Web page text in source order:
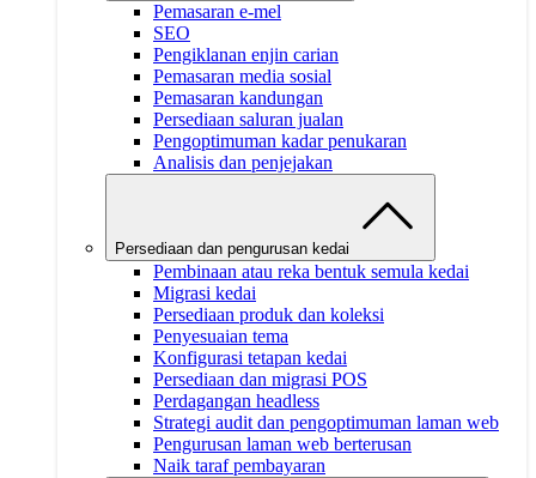
Pemasaran e-mel
SEO
Pengiklanan enjin carian
Pemasaran media sosial
Pemasaran kandungan
Persediaan saluran jualan
Pengoptimuman kadar penukaran
Analisis dan penjejakan
Persediaan dan pengurusan kedai
Pembinaan atau reka bentuk semula kedai
Migrasi kedai
Persediaan produk dan koleksi
Penyesuaian tema
Konfigurasi tetapan kedai
Persediaan dan migrasi POS
Perdagangan headless
Strategi audit dan pengoptimuman laman web
Pengurusan laman web berterusan
Naik taraf pembayaran